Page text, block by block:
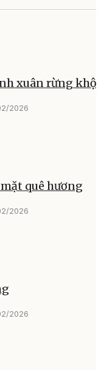
xuân rừng
2026
quê hương
2026
2026